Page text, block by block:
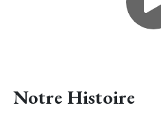
Notre Histoire